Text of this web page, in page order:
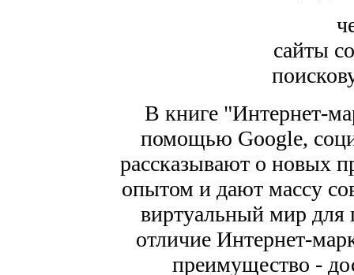
сайты
В книге "Интернет-
помощью Google,
рассказывают о новых
опытом и дают массу
виртуальный мир для
отличие Интернет-
преимущество -